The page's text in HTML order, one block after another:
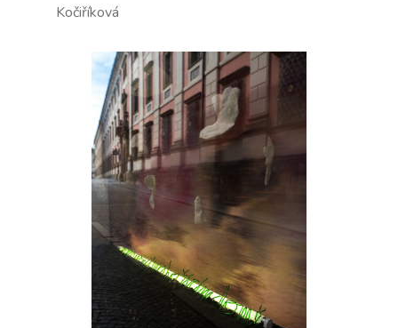
Kočiříková